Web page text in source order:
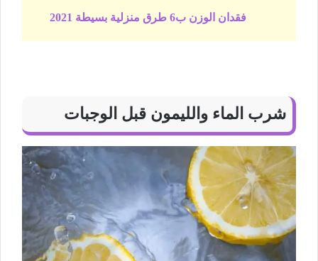
فقدان الوزن ب6 طرق منزلية بسيطة 2021
شرب الماء والليمون قبل الوجبات